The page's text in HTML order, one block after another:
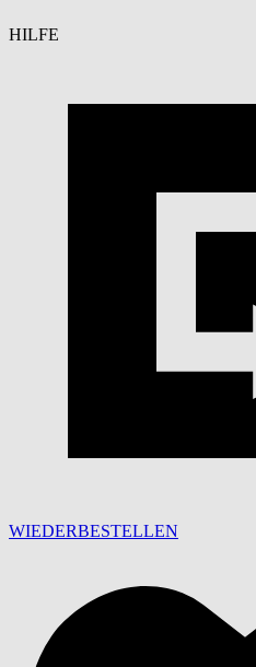
HILFE
WIEDERBESTELLEN